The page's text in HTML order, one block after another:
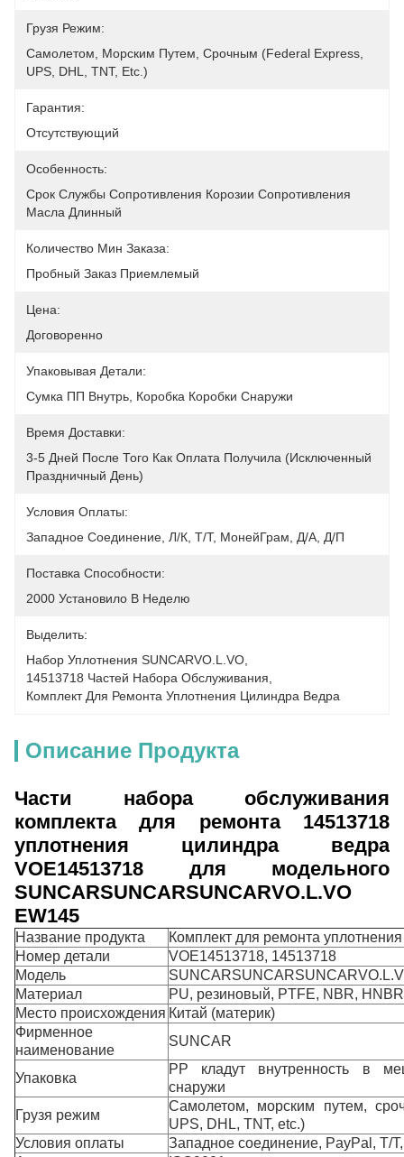
Грузя Режим:
Самолетом, Морским Путем, Срочным (Federal Express,
UPS, DHL, TNT, Etc.)
Гарантия:
Отсутствующий
Особенность:
Срок Службы Сопротивления Корозии Сопротивления
Масла Длинный
Количество Мин Заказа:
Пробный Заказ Приемлемый
Цена:
Договоренно
Упаковывая Детали:
Сумка ПП Внутрь, Коробка Коробки Снаружи
Время Доставки:
3-5 Дней После Того Как Оплата Получила (исключенный
Праздничный День)
Условия Оплаты:
Западное Соединение, Л/К, Т/Т, МонейГрам, Д/А, Д/П
Поставка Способности:
2000 Установило В Неделю
Выделить:
Набор Уплотнения SUNCARVO.L.VO
14513718 Частей Набора Обслуживания
Комплект Для Ремонта Уплотнения Цилиндра Ведра
Описание Продукта
Части набора обслуживания
комплекта для ремонта 14513718
уплотнения цилиндра ведра
VOE14513718 для модельного
SUNCARSUNCARSUNCARVO.L.VO
EW145
Название продукта
Комплект для ремонта
Номер детали
VOE14513718, 14513718
Модель
Материал
PU, резиновый, PTFE, NBR,
Место происхождения Китай (материк)
Фирменное
наименование
SUNCAR
Упаковка
PP кладут внутренность в
снаружи
Грузя режим
Самолетом, морским путем,
UPS, DHL, TNT, etc.)
Условия оплаты
Западное соединение, PayPal, T/